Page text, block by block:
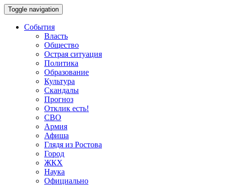
Toggle navigation
События
Власть
Общество
Острая ситуация
Политика
Образование
Культура
Скандалы
Прогноз
Отклик есть!
СВО
Армия
Афиша
Глядя из Ростова
Город
ЖКХ
Наука
Официально